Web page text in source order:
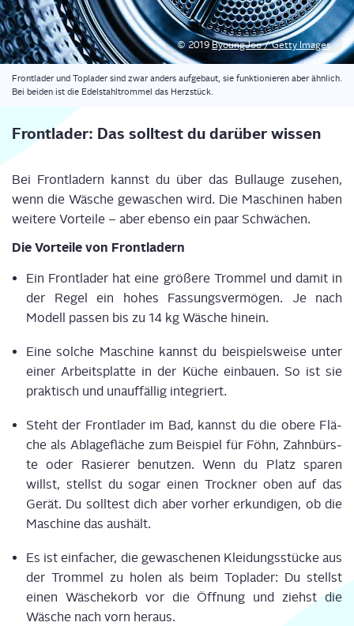
© 2019 Byoung­Joo / Get­ty Images
Front­la­der und Top­la­der sind zwar anders auf­ge­baut, sie funk­tio­nie­ren aber ähn­lich.
Bei bei­den ist die Edel­stahl­trom­mel das Herzstück.
Front­la­der: Das soll­test du dar­über wissen
Bei Front­la­dern kannst du über das Bull­au­ge zuse­hen,
wenn die Wäsche gewa­schen wird. Die Maschi­nen haben
wei­te­re Vor­tei­le – aber eben­so ein paar Schwächen.
Die Vor­tei­le von Frontladern
Ein Front­la­der hat eine grö­ße­re Trom­mel und damit in
der Regel ein hohes Fas­sungs­ver­mö­gen. Je nach
Modell pas­sen bis zu 14 kg Wäsche hinein.
Eine sol­che Maschi­ne kannst du bei­spiels­wei­se unter
einer Arbeits­plat­te in der Küche ein­bau­en. So ist sie
prak­tisch und unauf­fäl­lig integriert.
Steht der Front­la­der im Bad, kannst du die obe­re Flä­
che als Abla­ge­flä­che zum Bei­spiel für Föhn, Zahn­bürs­
te oder Rasie­rer benut­zen. Wenn du Platz spa­ren
willst, stellst du sogar einen Trock­ner oben auf das
Gerät. Du soll­test dich aber vor­her erkun­di­gen, ob die
Maschi­ne das aushält.
Es ist ein­fa­cher, die gewa­sche­nen Klei­dungs­stü­cke aus
der Trom­mel zu holen als beim Top­la­der: Du stellst
einen Wäsche­korb vor die Öff­nung und ziehst die
Wäsche nach vorn heraus.